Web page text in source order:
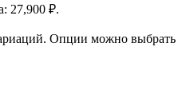
27,900 ₽.
Опции можно выбрать